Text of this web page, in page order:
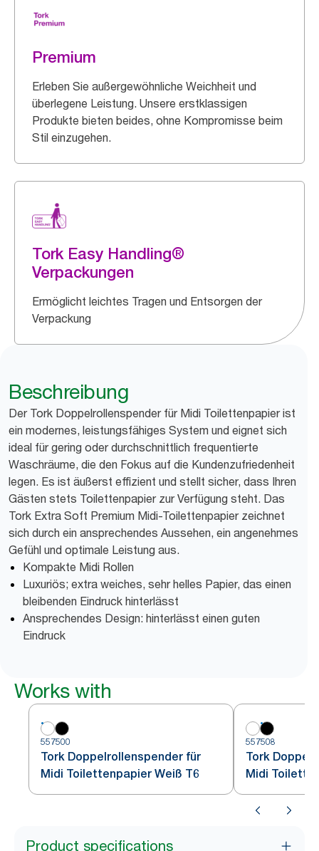
Premium
Erleben Sie außergewöhnliche Weichheit und
überlegene Leistung. Unsere erstklassigen
Produkte bieten beides, ohne Kompromisse beim
Stil einzugehen.
Tork Easy Handling®
Verpackungen
Ermöglicht leichtes Tragen und Entsorgen der
Verpackung
Beschreibung
Der Tork Doppelrollenspender für Midi Toilettenpapier ist
ein modernes, leistungsfähiges System und eignet sich
ideal für gering oder durchschnittlich frequentierte
Waschräume, die den Fokus auf die Kundenzufriedenheit
legen. Es ist äußerst effizient und stellt sicher, dass Ihren
Gästen stets Toilettenpapier zur Verfügung steht. Das
Tork Extra Soft Premium Midi-Toilettenpapier zeichnet
sich durch ein ansprechendes Aussehen, ein angenehmes
Gefühl und optimale Leistung aus.
Kompakte Midi Rollen
Luxuriös; extra weiches, sehr helles Papier, das einen
bleibenden Eindruck hinterlässt
Ansprechendes Design: hinterlässt einen guten
Eindruck
Works with
557500
Tork Doppelrollenspender für
Midi Toilettenpapier Weiß T6
557508
Tork
Midi
Product specifications